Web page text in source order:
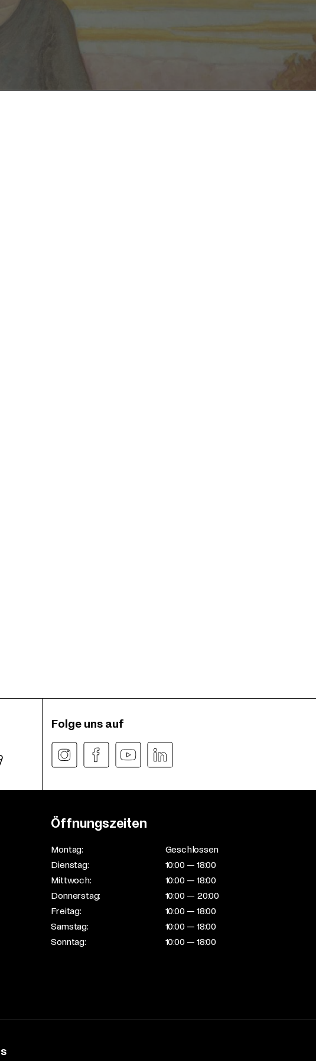
Folge uns auf
Öffnungszeiten
Montag:
Geschlossen
Dienstag:
10:00 — 18:00
Mittwoch:
10:00 — 18:00
Donnerstag:
10:00 — 20:00
Freitag:
10:00 — 18:00
Samstag:
10:00 — 18:00
Sonntag:
10:00 — 18:00